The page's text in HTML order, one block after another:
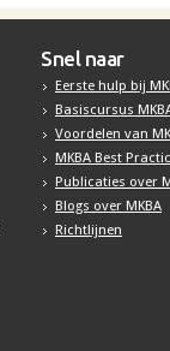
Snel naar
Eerste hulp bij
Basiscursus
Voordelen van
MKBA Best
Publicaties over
Blogs over MKBA
Richtlijnen